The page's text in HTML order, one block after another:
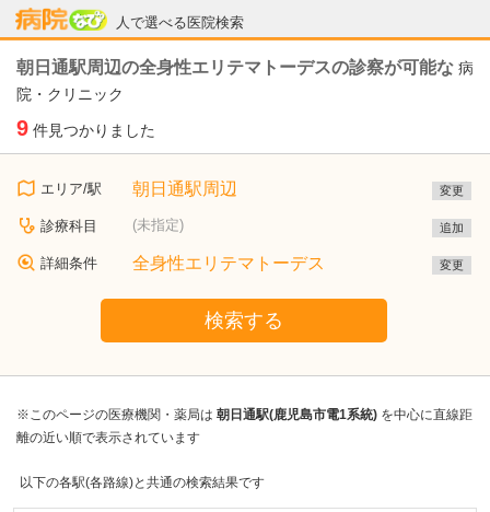
人で選べる医院検索
病院なび
朝日通駅周辺の全身性エリテマトーデスの診察が可能な 病
院・クリニック
9 件見つかりました
エリア/駅 朝日通駅周辺 変更
診療科目 (未指定) 追加
詳細条件 全身性エリテマトーデス 変更
検索する
※このページの医療機関・薬局は 朝日通駅(鹿児島市電1系統) を中心に直線距
離の近い順で表示されています
以下の各駅(各路線)と共通の検索結果です